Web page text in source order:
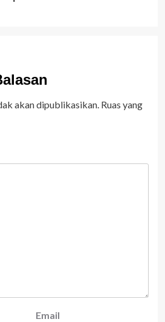
akan dipublikasikan. Ruas yang
Email